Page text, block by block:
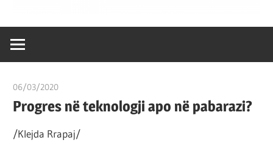
Teza
11
vetëm
shpjeguar
në
të
06/03/2020
Progres në teknologji apo në pabarazi?
/Klejda Rrapaj/